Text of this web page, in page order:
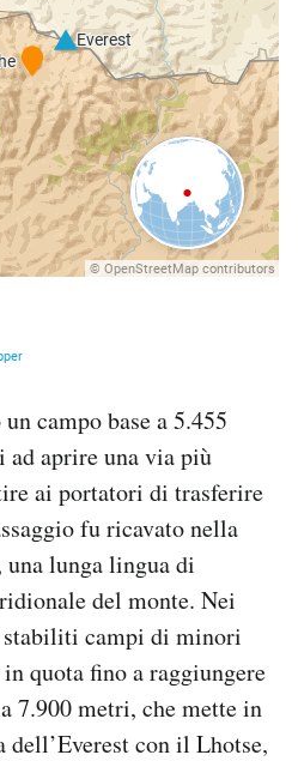
campo base a 5.455
ad aprire una via più
ai portatori di trasferire
fu ricavato nella
una lunga lingua di
del monte. Nei
campi di minori
quota fino a raggiungere
7.900 metri, che mette in
con il Lhotse,